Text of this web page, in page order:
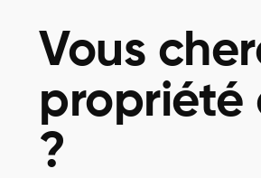
Vous
propriété
?